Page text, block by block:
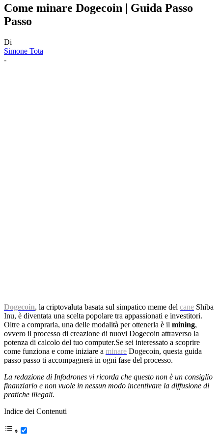
Come minare Dogecoin | Guida Passo
Passo
Di
Simone Tota
-
Dogecoin, la criptovaluta basata sul simpatico meme del cane Shiba
Inu, è diventata una scelta popolare tra appassionati e investitori.
Oltre a comprarla, una delle modalità per ottenerla è il mining,
ovvero il processo di creazione di nuovi Dogecoin attraverso la
potenza di calcolo del tuo computer.Se sei interessato a scoprire
come funziona e come iniziare a minare Dogecoin, questa guida
passo passo ti accompagnerà in ogni fase del processo.
La redazione di Infodrones vi ricorda che questo non è un consiglio
finanziario e non vuole in nessun modo incentivare la diffusione di
pratiche illegali.
Indice dei Contenuti